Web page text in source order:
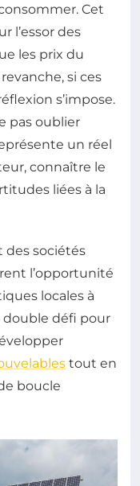
Cet
l’essor des
les prix du
si ces
s’impose.
pas oublier
un réel
connaître le
liées à la
des sociétés
l’opportunité
locales à
double défi pour
tout en
boucle